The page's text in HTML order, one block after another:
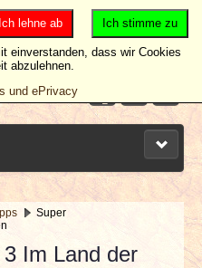
Super
Im Land der
Ich stimme zu
Ich lehne ab
einverstanden, dass wir Cookies
abzulehnen.
und ePrivacy